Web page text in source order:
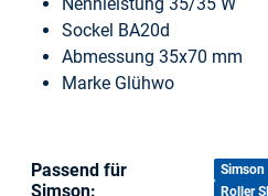
Sockel BA20d
Abmessung 35x70 mm
Marke Glühwo
Produkteigenschaft
Wert
Passend für
Simson:
Simson
Roller